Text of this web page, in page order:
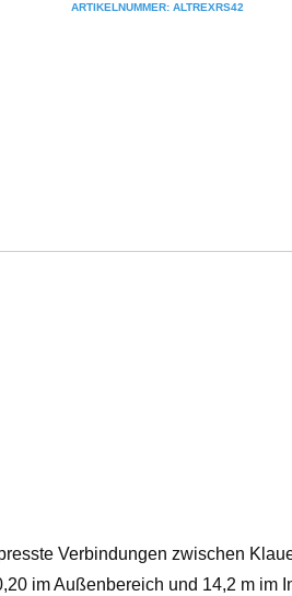
ARTIKELNUMMER:ALTREXRS42
Verbindungen zwischen
im Außenbereich und 14,2 m im